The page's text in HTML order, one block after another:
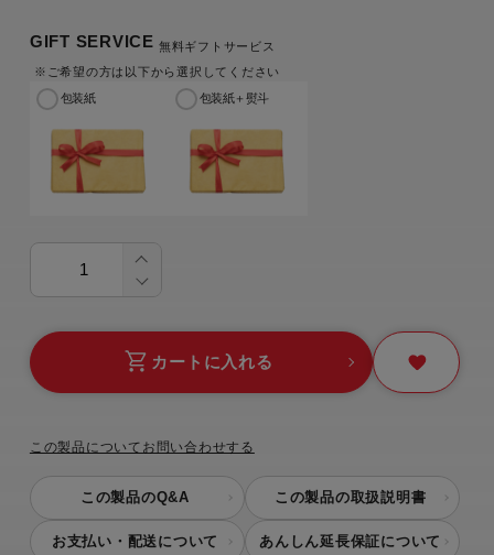
GIFT SERVICE 無料ギフトサービス
※ご希望の方は以下から選択してください
包装紙
包装紙＋熨斗
カートに入れる
この製品についてお問い合わせする
この製品のQ&A この製品の取扱説明書
お支払い・配送について あんしん延長保証について